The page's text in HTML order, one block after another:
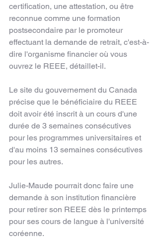
certification, une attestation, ou être
reconnue comme une formation
postsecondaire par le promoteur
effectuant la demande de retrait, c'est-à-
dire l'organisme financier où vous
ouvrez le REEE, détaillet-il.
Le site du gouvernement du Canada
précise que le bénéficiaire du REEE
doit avoir été inscrit à un cours d'une
durée de 3 semaines consécutives
pour les programmes universitaires et
d'au moins 13 semaines consécutives
pour les autres.
Julie-Maude pourrait donc faire une
demande à son institution financière
pour retirer son REEE dès le printemps
pour ses cours de langue à l'université
coréenne.